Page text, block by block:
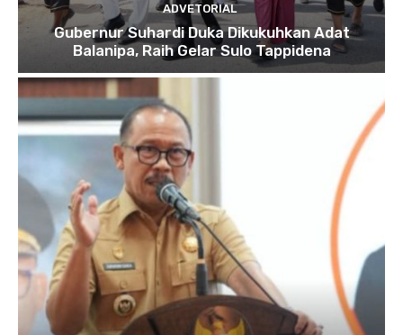
ADVETORIAL
Gubernur Suhardi Duka Dikukuhkan Adat
Balanipa, Raih Gelar Sulo Tappidena